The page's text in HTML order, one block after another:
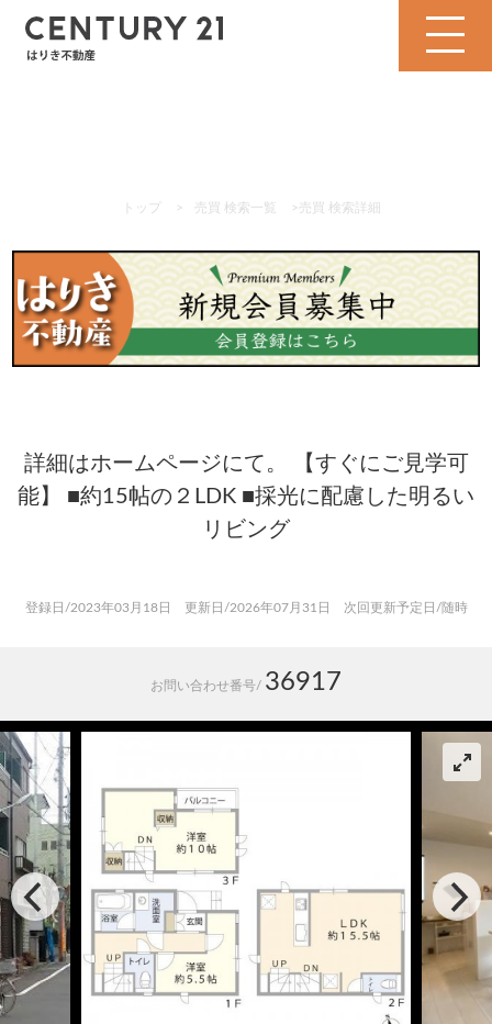
トップ > 売買 検索一覧 > 売買 検索詳細
詳細はホームページにて。 【すぐにご見学可
能】 ■約15帖の２LDK ■採光に配慮した明るい
リビング
登録日/2023年03月18日 更新日/2026年07月31日 次回更新予定日/随時
お問い合わせ番号/ 36917